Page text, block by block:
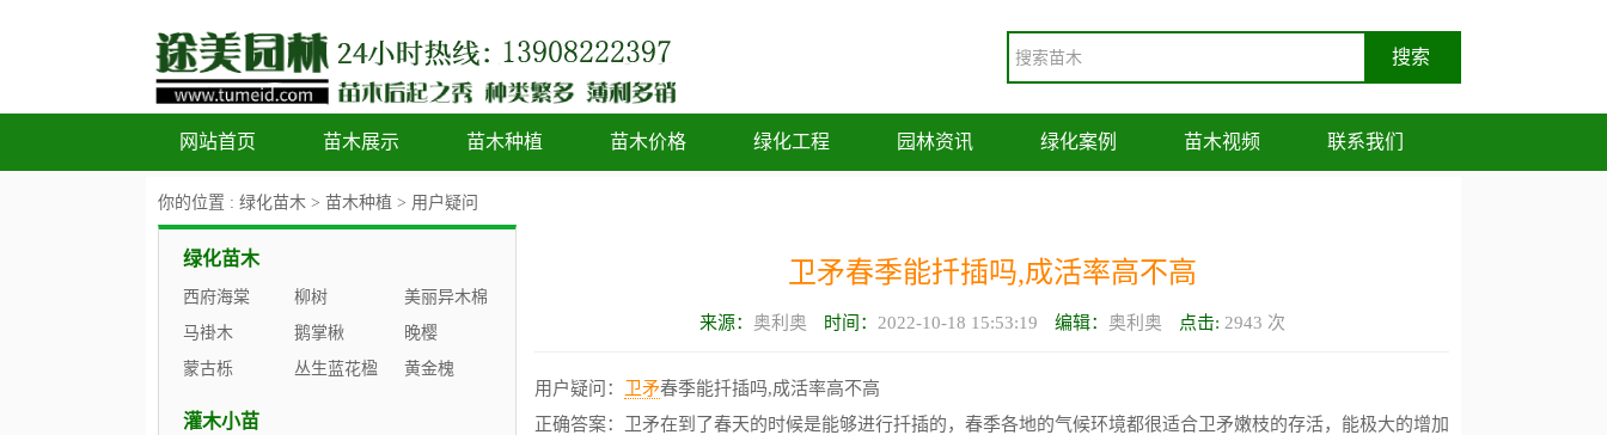
网站首页 苗木展示 苗木种植 苗木价格 绿化工程 园林资讯 绿化案例 苗木视频 联系我们
你的位置 : 绿化苗木 > 苗木种植 > 用户疑问
卫矛春季能扦插吗,成活率高不高
来源： 奥利奥 时间： 2022-10-18 15:53:19 编辑： 奥利奥 点击: 2943 次
用户疑问： 卫矛春季能扦插吗,成活率高不高
正确答案：卫矛在到了春天的时候是能够进行扦插的，春季各地的气候环境都很适合卫矛嫩枝的存活，能极大的增加
绿化苗木
西府海棠 柳树
美丽异木棉
马褂木
鹅掌楸
晚樱
蒙古栎
丛生蓝花楹 黄金槐
灌木小苗